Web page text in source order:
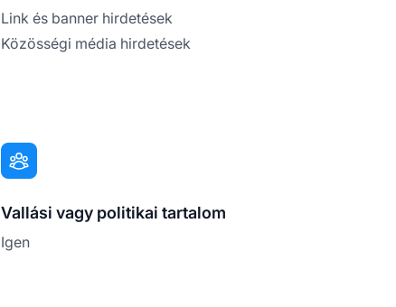
Link és banner hirdetések
Közösségi média hirdetések
Vallási vagy politikai tartalom
Igen